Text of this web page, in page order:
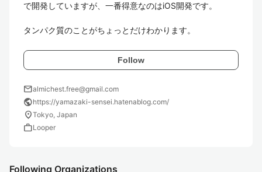
で開発していますが、一番得意なのはiOS開発です。
タンパク質のことがちょっとだけわかります。
Follow
mailalmichest.free@gmail.com
publichttps://yamazaki-sensei.hatenablog.com/
location_onTokyo, Japan
workLooper
Following Organizations